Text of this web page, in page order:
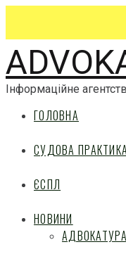
Інформаційне
ГОЛОВНА
СУДОВА
ЄСПЛ
НОВИНИ
АДВОКАТУРА